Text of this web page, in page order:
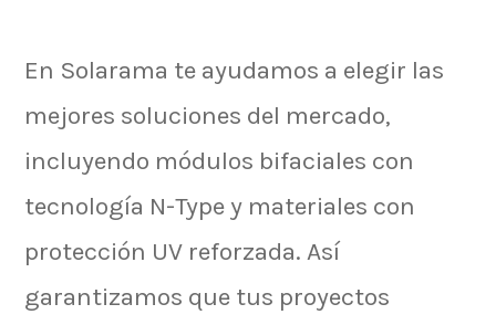
En Solarama te ayudamos a elegir las
mejores soluciones del mercado,
incluyendo módulos bifaciales con
tecnología N-Type y materiales con
protección UV reforzada. Así
garantizamos que tus proyectos